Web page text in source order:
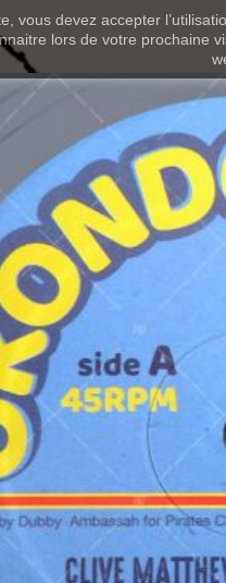
vous devez accepter
lors de votre prochaine